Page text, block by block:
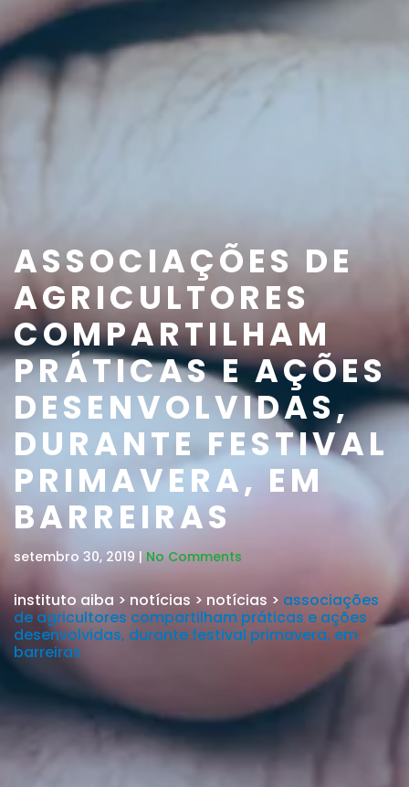
ASSOCIAÇÕES DE
AGRICULTORES
COMPARTILHAM
PRÁTICAS E AÇÕES
DESENVOLVIDAS,
DURANTE FESTIVAL
PRIMAVERA, EM
BARREIRAS
setembro 30, 2019 | No Comments
instituto aiba > notícias > notícias > associações
de agricultores compartilham práticas e ações
desenvolvidas, durante festival primavera, em
barreiras